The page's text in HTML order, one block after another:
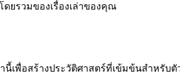
ดยรวมของเรื่องเล่าของคุณ
านี้เพื่อสร้างประวัติศาสตร์ที่เข้มข้นสำหรั